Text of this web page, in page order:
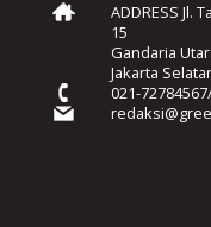
ADDRESS Jl.
15
Gandaria
Jakarta
021-